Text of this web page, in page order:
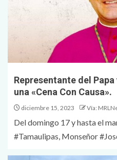
Representante del
una «Cena Con Causa».
diciembre 15, 2023 Vía:
Del domingo 17 y hasta el
#Tamaulipas, Monseñor